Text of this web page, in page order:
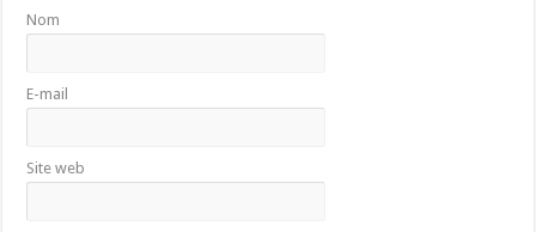
Nom
E-mail
Site web